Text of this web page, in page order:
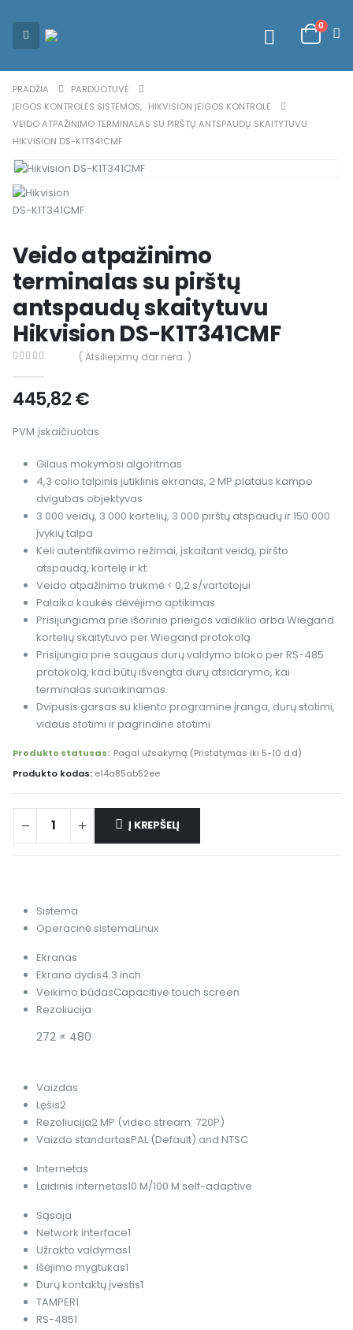
0
PRADŽIA
PARDUOTUVĖ
ĮEIGOS KONTROLĖS SISTEMOS, HIKVISION ĮEIGOS KONTROLĖ
VEIDO ATPAŽINIMO TERMINALAS SU PIRŠTŲ ANTSPAUDŲ SKAITYTUVU
HIKVISION DS-K1T341CMF
Veido atpažinimo
terminalas su pirštų
antspaudų skaitytuvu
Hikvision DS-K1T341CMF
( Atsiliepimų dar nėra. )
445,82€
PVM įskaičiuotas
Gilaus mokymosi algoritmas
4,3 colio talpinis jutiklinis ekranas, 2 MP plataus kampo
dvigubas objektyvas
3 000 veidų, 3 000 kortelių, 3 000 pirštų atspaudų ir 150 000
įvykių talpa
Keli autentifikavimo režimai, įskaitant veidą, piršto
atspaudą, kortelę ir kt.
Veido atpažinimo trukmė < 0,2 s/vartotojui
Palaiko kaukės dėvėjimo aptikimas
Prisijungiama prie išorinio prieigos valdiklio arba Wiegand
kortelių skaitytuvo per Wiegand protokolą
Prisijungia prie saugaus durų valdymo bloko per RS-485
protokolą, kad būtų išvengta durų atsidarymo, kai
terminalas sunaikinamas.
Dvipusis garsas su kliento programine įranga, durų stotimi,
vidaus stotimi ir pagrindine stotimi
Produkto statusas: Pagal užsakymą (Pristatymas iki 5-10 d.d)
Produkto kodas: e14a85ab52ee
Į KREPŠELĮ
Sistema
Operacinė sistemaLinux
Ekranas
Ekrano dydis4.3 inch
Veikimo būdasCapacitive touch screen
Rezoliucija
272 × 480
Vaizdas
Lęšis2
Rezoliucija2 MP (video stream: 720P)
Vaizdo standartasPAL (Default) and NTSC
Internetas
Laidinis internetas10 M/100 M self-adaptive
Sąsaja
Network interface1
Užrakto valdymas1
Išėjimo mygtukas1
Durų kontaktų įvestis1
TAMPER1
RS-4851